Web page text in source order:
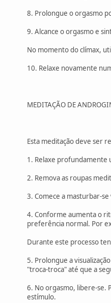
8. Prolongue o orgasmo
9. Alcance o orgasmo e
No momento do clímax,
10. Relaxe novamente
MEDITAÇÃO DE
Esta meditação deve ser
1. Relaxe profundamente
2. Remova as roupas
3. Comece a masturbar-
4. Conforme aumenta o
preferência normal. Por
Durante este processo
5. Prolongue a
"troca-troca" até que a
6. No orgasmo, libere-se.
estímulo.